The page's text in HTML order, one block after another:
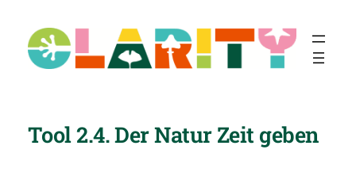
Inhalt
springen
Tool 2.4. Der Natur Zeit geben